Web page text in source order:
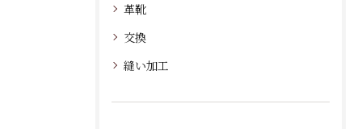
革靴
交換
縫い加工